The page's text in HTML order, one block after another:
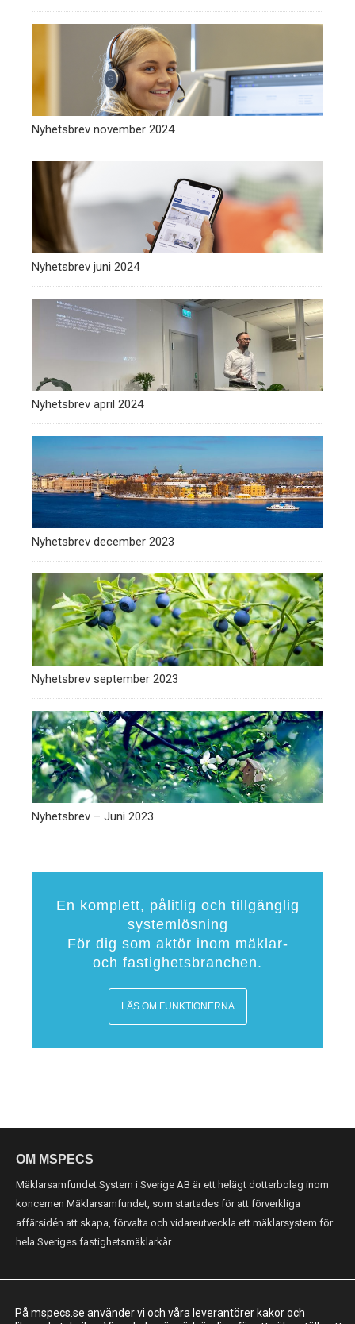
Nyhetsbrev november 2024
Nyhetsbrev juni 2024
Nyhetsbrev april 2024
Nyhetsbrev december 2023
Nyhetsbrev september 2023
Nyhetsbrev – Juni 2023
En komplett, pålitlig och tillgänglig
systemlösning
För dig som aktör inom mäklar-
och fastighetsbranchen.
LÄS OM FUNKTIONERNA
OM MSPECS
Mäklarsamfundet System i Sverige AB är ett helägt dotterbolag inom
koncernen Mäklarsamfundet, som startades för att förverkliga
affärsidén att skapa, förvalta och vidareutveckla ett mäklarsystem för
hela Sveriges fastighetsmäklarkår.
På mspecs.se använder vi och våra leverantörer kakor och